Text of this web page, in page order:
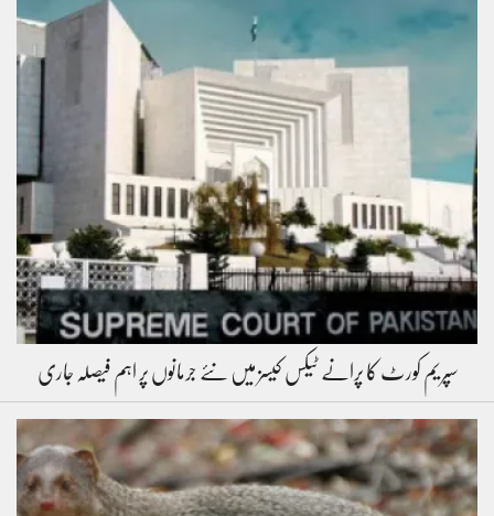
سپریم کورٹ کا پرانے ٹیکس کیسز میں نئے جرمانوں پر اہم فیصلہ جاری